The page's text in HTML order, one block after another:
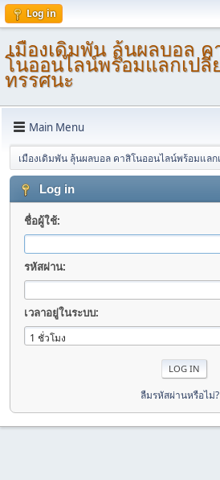
Log in
เมืองเดิมพัน ลุ้นผลบอล ค
โนออนไลน์พร้อมแลกเปลี่
ทรรศนะ
Main Menu
เมืองเดิมพัน ลุ้นผลบอล คาสิโนออนไลน์พร้อมแล
Log in
ชื่อผู้ใช้:
รหัสผ่าน:
เวลาอยู่ในระบบ:
ลืมรหัสผ่านหรือไม่?